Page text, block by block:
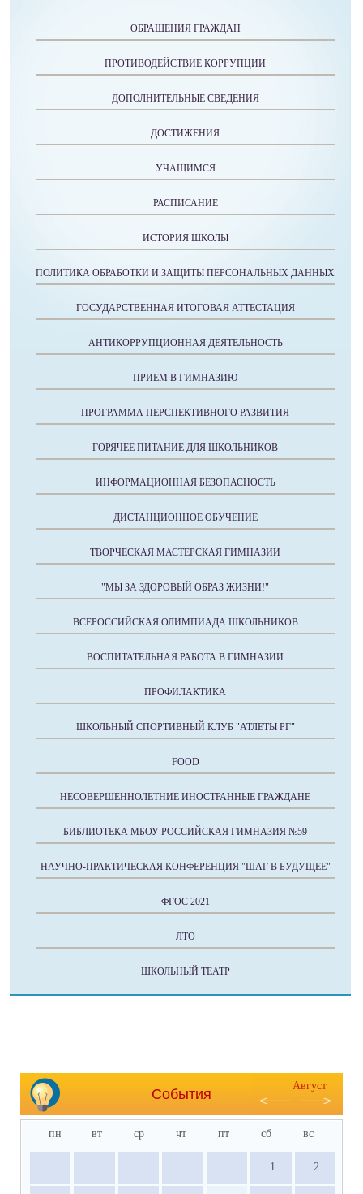
ОБРАЩЕНИЯ ГРАЖДАН
ПРОТИВОДЕЙСТВИЕ КОРРУПЦИИ
ДОПОЛНИТЕЛЬНЫЕ СВЕДЕНИЯ
ДОСТИЖЕНИЯ
УЧАЩИМСЯ
РАСПИСАНИЕ
ИСТОРИЯ ШКОЛЫ
ПОЛИТИКА ОБРАБОТКИ И ЗАЩИТЫ ПЕРСОНАЛЬНЫХ ДАННЫХ
ГОСУДАРСТВЕННАЯ ИТОГОВАЯ АТТЕСТАЦИЯ
АНТИКОРРУПЦИОННАЯ ДЕЯТЕЛЬНОСТЬ
ПРИЕМ В ГИМНАЗИЮ
ПРОГРАММА ПЕРСПЕКТИВНОГО РАЗВИТИЯ
ГОРЯЧЕЕ ПИТАНИЕ ДЛЯ ШКОЛЬНИКОВ
ИНФОРМАЦИОННАЯ БЕЗОПАСНОСТЬ
ДИСТАНЦИОННОЕ ОБУЧЕНИЕ
ТВОРЧЕСКАЯ МАСТЕРСКАЯ ГИМНАЗИИ
"МЫ ЗА ЗДОРОВЫЙ ОБРАЗ ЖИЗНИ!"
ВСЕРОССИЙСКАЯ ОЛИМПИАДА ШКОЛЬНИКОВ
ВОСПИТАТЕЛЬНАЯ РАБОТА В ГИМНАЗИИ
ПРОФИЛАКТИКА
ШКОЛЬНЫЙ СПОРТИВНЫЙ КЛУБ "АТЛЕТЫ РГ"
FOOD
НЕСОВЕРШЕННОЛЕТНИЕ ИНОСТРАННЫЕ ГРАЖДАНЕ
БИБЛИОТЕКА МБОУ РОССИЙСКАЯ ГИМНАЗИЯ №59
НАУЧНО-ПРАКТИЧЕСКАЯ КОНФЕРЕНЦИЯ "ШАГ В БУДУЩЕЕ"
ФГОС 2021
ЛТО
ШКОЛЬНЫЙ ТЕАТР
События
Август
пн вт ср чт пт сб вс
1 2